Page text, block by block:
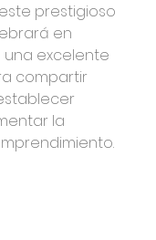
prestigioso
en
una excelente
compartir
la